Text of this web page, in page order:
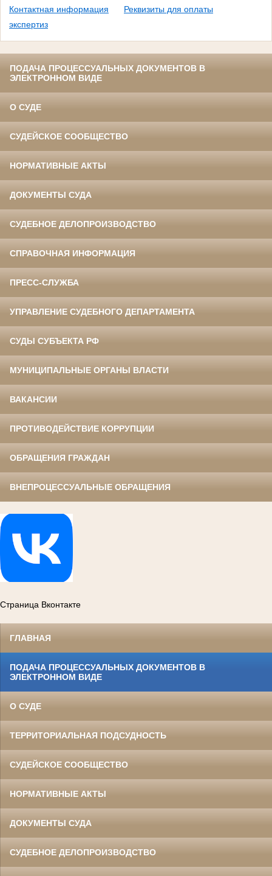
Контактная информация
Реквизиты для оплаты
экспертиз
ПОДАЧА ПРОЦЕССУАЛЬНЫХ ДОКУМЕНТОВ В
ЭЛЕКТРОННОМ ВИДЕ
О СУДЕ
СУДЕЙСКОЕ СООБЩЕСТВО
НОРМАТИВНЫЕ АКТЫ
ДОКУМЕНТЫ СУДА
СУДЕБНОЕ ДЕЛОПРОИЗВОДСТВО
СПРАВОЧНАЯ ИНФОРМАЦИЯ
ПРЕСС-СЛУЖБА
УПРАВЛЕНИЕ СУДЕБНОГО ДЕПАРТАМЕНТА
СУДЫ СУБЪЕКТА РФ
МУНИЦИПАЛЬНЫЕ ОРГАНЫ ВЛАСТИ
ВАКАНСИИ
ПРОТИВОДЕЙСТВИЕ КОРРУПЦИИ
ОБРАЩЕНИЯ ГРАЖДАН
ВНЕПРОЦЕССУАЛЬНЫЕ ОБРАЩЕНИЯ
Страница Вконтакте
ГЛАВНАЯ
ПОДАЧА ПРОЦЕССУАЛЬНЫХ ДОКУМЕНТОВ В
ЭЛЕКТРОННОМ ВИДЕ
О СУДЕ
ТЕРРИТОРИАЛЬНАЯ ПОДСУДНОСТЬ
СУДЕЙСКОЕ СООБЩЕСТВО
НОРМАТИВНЫЕ АКТЫ
ДОКУМЕНТЫ СУДА
СУДЕБНОЕ ДЕЛОПРОИЗВОДСТВО